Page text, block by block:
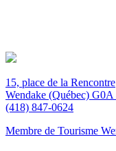
15, place de la Rencontre
Wendake (Québec)
(418) 847-0624
Membre de Tourisme